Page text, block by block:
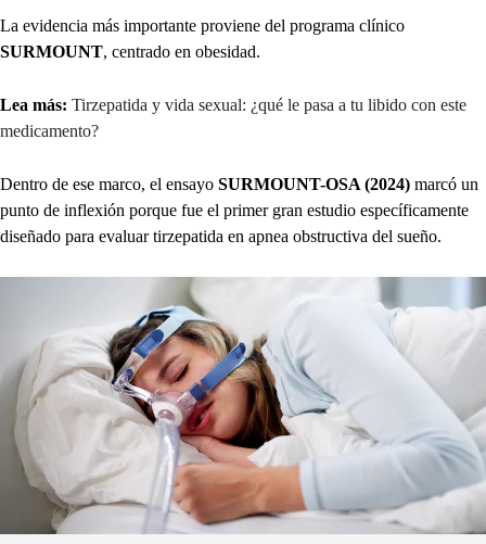
La evidencia más importante proviene del programa clínico
SURMOUNT, centrado en obesidad.
Lea más: Tirzepatida y vida sexual: ¿qué le pasa a tu libido con este
medicamento?
Dentro de ese marco, el ensayo SURMOUNT-OSA (2024) marcó un
punto de inflexión porque fue el primer gran estudio específicamente
diseñado para evaluar tirzepatida en apnea obstructiva del sueño.